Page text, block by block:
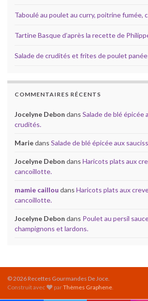
Taboulé au poulet au curry, poitrine fumée,
Tartine Basque d’après la recette de
Salade de crudités et frites de poulet
COMMENTAIRES RÉCENTS
Jocelyne Debon dans Salade de blé épicée
crudités.
Mariedans Salade de blé épicée aux
Jocelyne Debon dans Haricots plats aux
cancoillotte.
mamie caillou dans Haricots plats aux
cancoillotte.
Jocelyne Debon dans Poulet au persil
champignons et lardons.
© 2026 Recettes Gourmandes De Joce.
Construit avec
parThèmes Graphene